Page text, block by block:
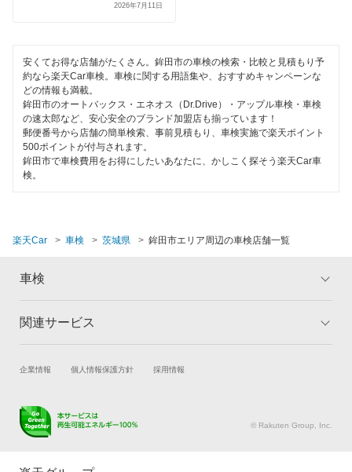
久慈郡
古河市
桜川市
猿島郡
常総市
高萩市
つくばみらい市
土浦市
取手市
那珂郡
120分以内の車検
1日車検
夜間受付
整備保証
2026年7月11日
安くてお得な店舗がたくさん。鉾田市の車検の検索・比較と見積もり予
約なら楽天Car車検。車検に関する用語集や、おすすめキャンペーンな
どの情報も満載。
鉾田市のオートバックス・エネオス（Dr.Drive）・アップル車検・車検
の速太郎など、安心安全のブランド加盟店も揃っています！
郵便番号から店舗の簡単検索、事前見積もり、車検実施で楽天ポイント
500ポイントが付与されます。
鉾田市で車検費用をお得にしたいあなたに、かしこく探そう楽天Car車
検。
楽天Car 車検 茨城県 鉾田市エリア周辺の車検店舗一覧
車検
トップ
車検の基礎知識 キャンペーン一覧
関連サービス
試乗・商談 新車購入
キズ修理予約
メンテナンス管理
タイヤ交換サービス
企業情報 個人情報保護方針 採用情報
© Rakuten Group, Inc.